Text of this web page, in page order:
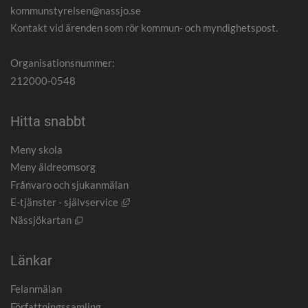
kommunstyrelsen@nassjo.se
Kontakt vid ärenden som rör kommun- och myndighetspost.
Organisationsnummer:
212000-0548
Hitta snabbt
Meny skola
Meny äldreomsorg
Frånvaro och sjukanmälan
E-tjänster - självservice
Länk till annan webbplats, öppnas i
Nässjökartan
Öppnas i nytt fönster.
Länkar
Felanmälan